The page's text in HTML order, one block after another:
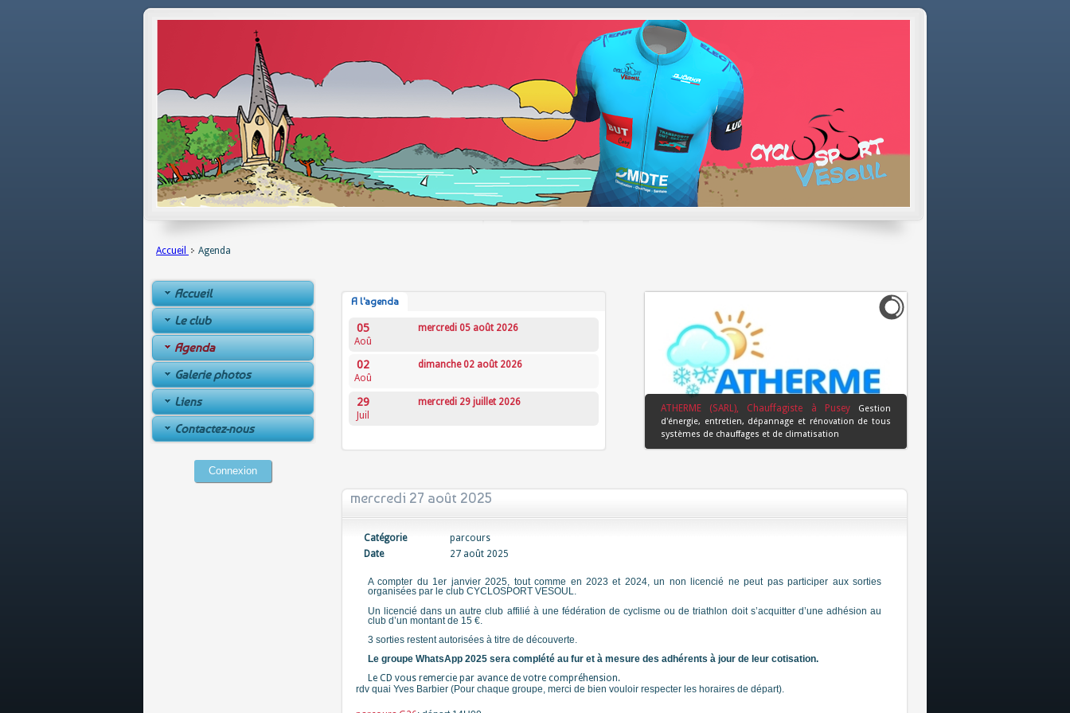
Accueil Agenda
Accueil
Le club
Agenda
Galerie photos
Liens
Contactez-nous
Connexion
A l'agenda
05
Aoû
mercredi 05 août 2026
02
Aoû
dimanche 02 août 2026
29
Juil
mercredi 29 juillet 2026
ATHERME (SARL), Chauffagiste à Pusey
Gestion
d'énergie, entretien, dépannage et rénovation de tous
systèmes de chauffages et de climatisation
mercredi 27 août 2025
Catégorie
parcours
Date
27 août 2025
A compter du 1er janvier 2025, tout comme en 2023et 2024, un non licencié ne peut pasparticiper aux sorties
organisées par le club CYCLOSPORT VESOUL.
Un licencié dans un autre club affilié à une fédération de cyclisme ou de triathlon doit s’acquitter d’une adhésion au
club d’un montant de 15 €.
3 sorties restent autorisées à titre de découverte.
Le groupe WhatsApp 2025 sera complété au fur et à mesure des adhérents à jour de leur cotisation.
Le CD vous remercie par avance de votre compréhension.
rdv quai Yves Barbier (Pour chaque groupe, merci de bien vouloir respecter les horaires de départ).